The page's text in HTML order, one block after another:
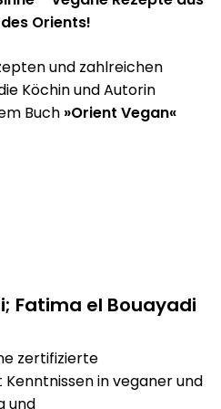
Orients!
und zahlreichen
Köchin und Autorin
Buch »Orient Vegan«
Familienrezepte ihrer
Arabisches Essen ist
Kritikerin, um die
sicher zu
für die orientalische Küche:
und mehr, von
Fatima el Bouayadi
zertifizierte
in veganer und
und